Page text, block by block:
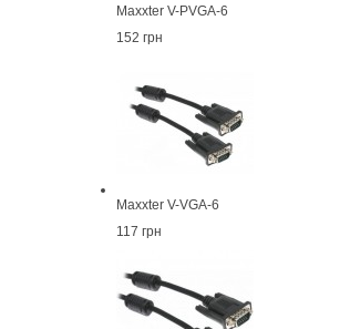
Maxxter V-PVGA-6
152 грн
Maxxter V-VGA-6
117 грн